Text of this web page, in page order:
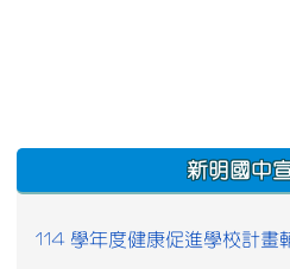
:::
新明國中
114 學年度健康促進學校計畫